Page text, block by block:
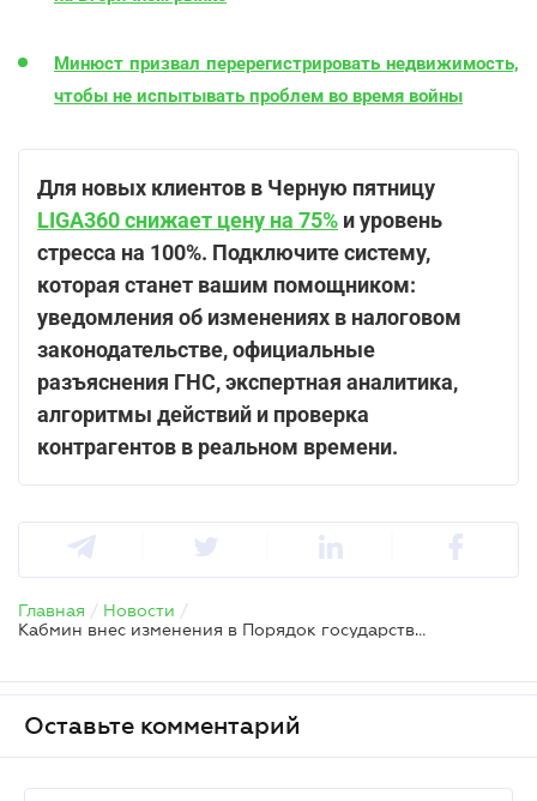
Минюст призвал перерегистрировать недвижимость,
чтобы не испытывать проблем во время войны
Для новых клиентов в Черную пятницу
LIGA360 снижает цену на 75% и уровень
стресса на 100%. Подключите систему,
которая станет вашим помощником:
уведомления об изменениях в налоговом
законодательстве, официальные
разъяснения ГНС, экспертная аналитика,
алгоритмы действий и проверка
контрагентов в реальном времени.
Главная / Новости /
Кабмин внес изменения в Порядок государственной регистрации прав на недвижимость
Оставьте комментарий